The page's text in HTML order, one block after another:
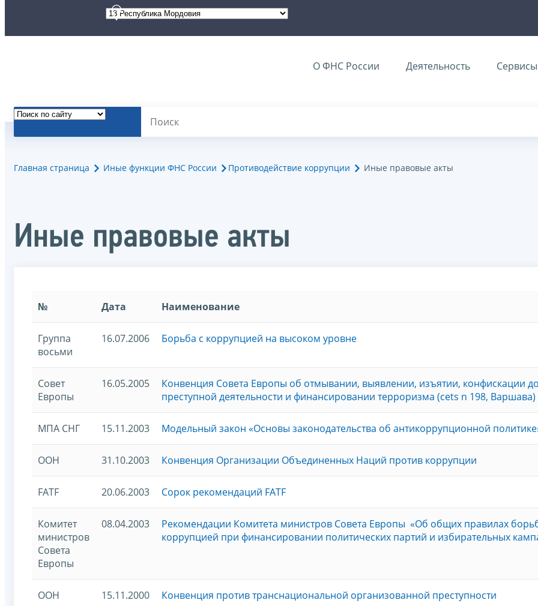
О ФНС России Деятельность Сервисы
Главная страница Иные функции ФНС России Противодействие коррупции Иные правовые акты
Иные правовые акты
№ Дата Наименование
Группа
восьми
16.07.2006 Борьба с коррупцией на высоком уровне
Совет
Европы
16.05.2005
Конвенция Совета Европы об отмывании, выявлении, изъятии, конфискации
преступной деятельности и финансировании терроризма (cets n 198, Варшава)
МПА СНГ 15.11.2003 Модельный закон «Основы законодательства об антикоррупционной
ООН 31.10.2003 Конвенция Организации Объединенных Наций против коррупции
FATF 20.06.2003 Сорок рекомендаций FATF
Комитет
министров
Совета
Европы
08.04.2003
Рекомендации Комитета министров Совета Европы «Об общих правилах
коррупцией при финансировании политических партий и избирательных
ООН 15.11.2000 Конвенция против транснациональной организованной преступности